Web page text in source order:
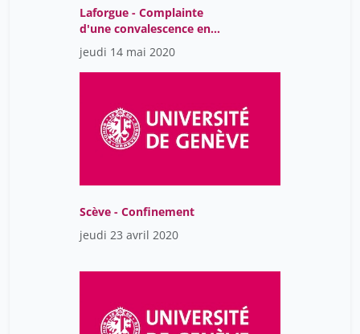
Laforgue - Complainte
d'une convalescence en
mai
jeudi 14 mai 2020
Scève - Confinement
jeudi 23 avril 2020